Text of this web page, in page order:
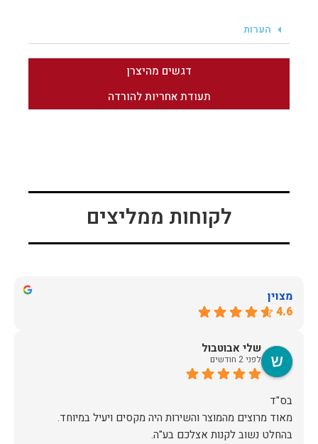
הערות
דגשים מהיצרן
תעודת אחריות להורדה
לקוחות ממליצים
מצוין
4.6
שלי אבוטבול
לפני 2 חודשים
מאוד מרוצים מהמוצר והשירות היה מקסים ויעיל במיוחד.
בהחלט נשוב לקנות אצלכם בע"ה.